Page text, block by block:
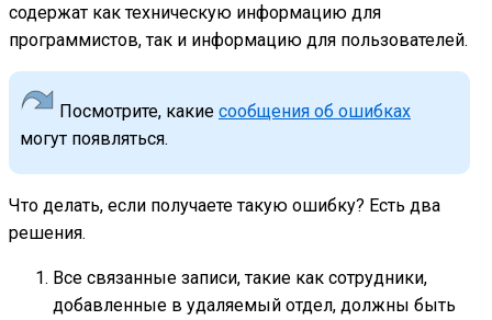
содержат как техническую информацию для
программистов, так и информацию для пользователей.
Посмотрите, какие сообщения об ошибках
могут появляться.
Что делать, если получаете такую ошибку? Есть два
решения.
Все связанные записи, такие как сотрудники,
добавленные в удаляемый отдел, должны быть